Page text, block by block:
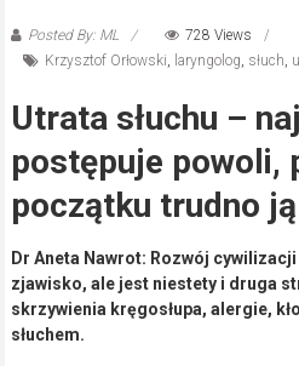
Posted By: ML
728 Views
Krzysztof Orłowski, laryngolog, słuch,
Utrata słuchu –
postępuje powoli,
początku trudno
Dr Aneta Nawrot: Rozwój
zjawisko, ale jest niestety i druga
skrzywienia kręgosłupa, alergie,
słuchem.